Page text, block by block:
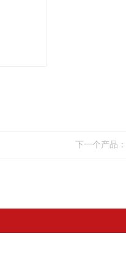
下一个产品：